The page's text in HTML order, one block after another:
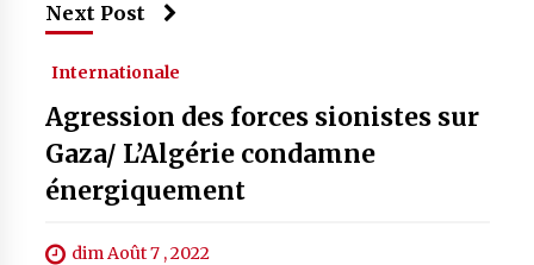
Next Post
Internationale
Agression des forces sionistes sur
Gaza/ L’Algérie condamne
énergiquement
dim Août 7 , 2022